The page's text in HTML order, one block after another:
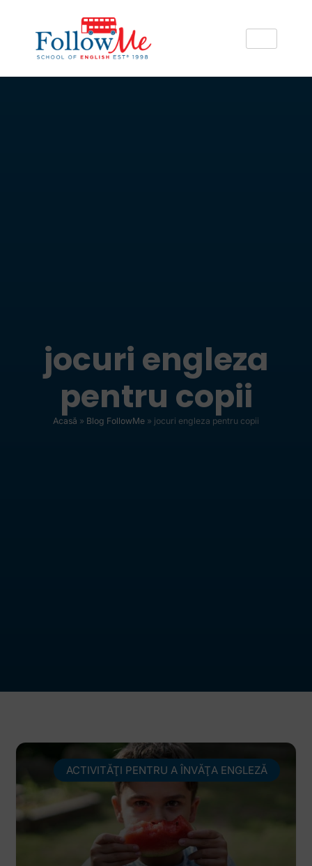
jocuri engleza
pentru copii
Acasă » Blog FollowMe » jocuri engleza pentru copii
ACTIVITĂŢI PENTRU A ÎNVĂŢA ENGLEZĂ